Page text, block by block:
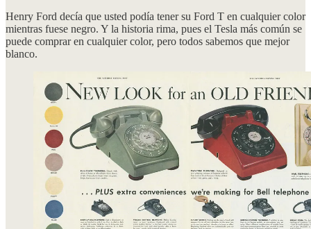
Henry Ford decía que usted podía tener su Ford T en cualquier color
mientras fuese negro. Y la historia rima, pues el Tesla más común se
puede comprar en cualquier color, pero todos sabemos que mejor
blanco.